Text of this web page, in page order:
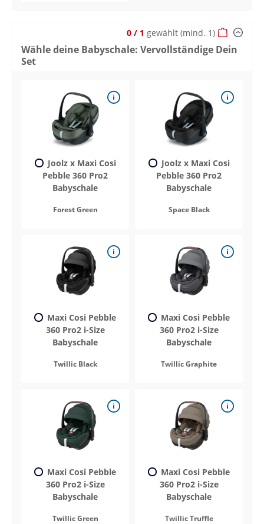
Wähle deine Babyschale: Vervollständige Dein
Set
0 / 1 gewählt (mind. 1)
Joolz x Maxi Cosi
Pebble 360 Pro2
Babyschale
Forest Green
Joolz x Maxi Cosi
Pebble 360 Pro2
Babyschale
Space Black
Maxi Cosi Pebble
360 Pro2 i-Size
Babyschale
Twillic Black
Maxi Cosi Pebble
360 Pro2 i-Size
Babyschale
Twillic Graphite
Maxi Cosi Pebble
360 Pro2 i-Size
Babyschale
Twillic Green
Maxi Cosi Pebble
360 Pro2 i-Size
Babyschale
Twillic Truffle